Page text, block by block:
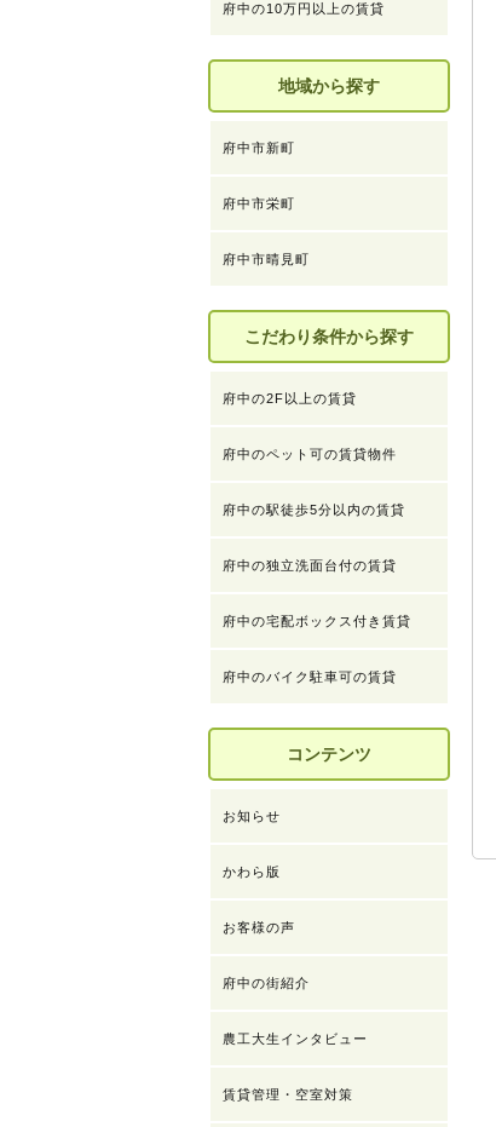
府中の10万円以上の賃貸
地域から探す
府中市新町
府中市栄町
府中市晴見町
こだわり条件から探す
府中の2F以上の賃貸
府中のペット可の賃貸物件
府中の駅徒歩5分以内の賃貸
府中の独立洗面台付の賃貸
府中の宅配ボックス付き賃貸
府中のバイク駐車可の賃貸
コンテンツ
お知らせ
かわら版
お客様の声
府中の街紹介
農工大生インタビュー
賃貸管理・空室対策